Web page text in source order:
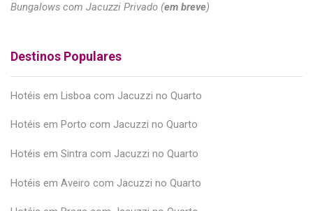
Bungalows com Jacuzzi Privado (em breve)
Destinos Populares
Hotéis em Lisboa com Jacuzzi no Quarto
Hotéis em Porto com Jacuzzi no Quarto
Hotéis em Sintra com Jacuzzi no Quarto
Hotéis em Aveiro com Jacuzzi no Quarto